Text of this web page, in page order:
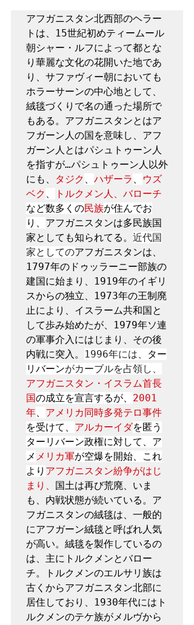
アフガニスタン北西部のヘラー
トは、15世紀初めティームール
朝シャー・ルフによって都とな
り華麗な文化の花開いた地であ
り、サファヴィー朝においても
ホラーサーンの中心地として、
絨毯づくりで名の通った場所で
もある。アフガニスタンとはア
フガーン人の国を意味し、アフ
ガーン人とはパシュトゥーン人
を指すが…パシュトゥーン人以外
にも、
タジク 、 ハザーラ 、
ウズ
ベク 、
トルクメン人、バローチ
など数多くの民族が住んでお
り、 アフガニスタンは多民族国
家としても知られてる。 近代国
家としてのアフガニスタンは、
1797年のドゥッラーニー部族の
建国に始まり、1919年のイギリ
スからの独立、1973年の王制廃
止により、イスラーム共和国と
して歩み始めたが、1979年ソ連
の軍事介入にはじまり、その後
内戦に突入。
1996年には、
ター
リバーンがカーブルを占領し、
アフガニスタン・イスラム首長
国の成立を宣言するが、 2001
年、 アメリカ同時多発テロ事件
を受けて、 アルカーイダを匿う
ターリバーン政権に対して、ア
メ メリカ軍が空爆を開始、これ
より アフガニスタン紛争がはじ
まり、
国土は再び荒廃、いま
も、内戦状態が続いている。ア
フガニスタンの絨毯は、一般的
にアフガーン絨毯と呼ばれ人気
が高い。絨毯を製作しているの
は、主にトルクメンとバロー
チ。トルクメンのエルサリ族は
古くからアフガニスタン北部に
居住しており、1930年代にはト
ルクメンのテケ族がメルヴから